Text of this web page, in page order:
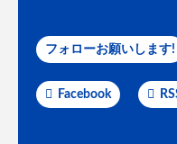
フォローお願いします!
Facebook